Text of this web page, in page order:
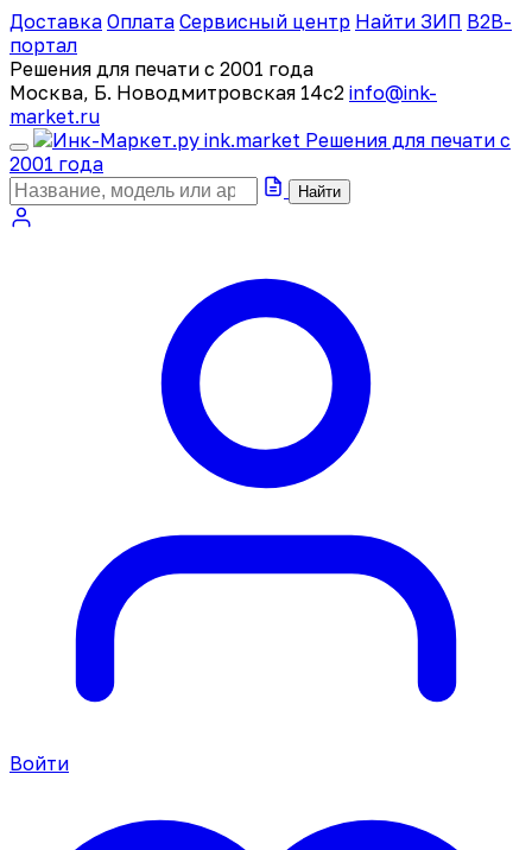
Доставка Оплата Сервисный центр Найти ЗИП B2B-
портал
Решения для печати с 2001 года
Москва, Б. Новодмитровская 14с2 info@ink-
market.ru
ink.market Решения для печати с
2001 года
Найти
Войти